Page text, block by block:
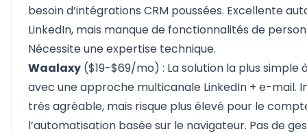
besoin d’intégrations CRM poussées. Excellente
LinkedIn, mais manque de fonctionnalités de
Nécessite une expertise technique.
Waalaxy ($19-$69/mo) : La solution la plus simple
avec une approche multicanale LinkedIn + e-mail.
très agréable, mais risque plus élevé pour le
l’automatisation basée sur le navigateur. Pas de